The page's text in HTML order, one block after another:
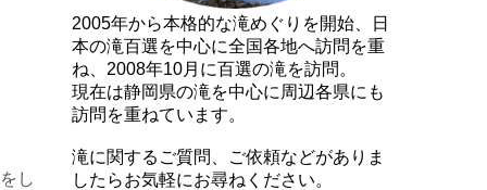
し
2005年から本格的な滝めぐりを開始、日
本の滝百選を中心に全国各地へ訪問を重
ね、2008年10月に百選の滝を訪問。
現在は静岡県の滝を中心に周辺各県にも
訪問を重ねています。
滝に関するご質問、ご依頼などがありま
したらお気軽にお尋ねください。